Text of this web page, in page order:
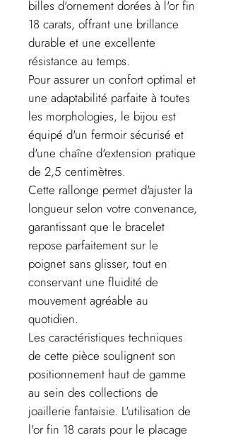
billes d'ornement dorées à l'or fin
18 carats, offrant une brillance
durable et une excellente
résistance au temps.
Pour assurer un confort optimal et
une adaptabilité parfaite à toutes
les morphologies, le bijou est
équipé d'un fermoir sécurisé et
d'une chaîne d'extension pratique
de 2,5 centimètres.
Cette rallonge permet d'ajuster la
longueur selon votre convenance,
garantissant que le bracelet
repose parfaitement sur le
poignet sans glisser, tout en
conservant une fluidité de
mouvement agréable au
quotidien.
Les caractéristiques techniques
de cette pièce soulignent son
positionnement haut de gamme
au sein des collections de
joaillerie fantaisie. L'utilisation de
l'or fin 18 carats pour le placage